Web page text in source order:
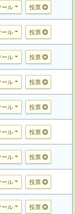
ール 投票
ール 投票
ール 投票
ール 投票
ール 投票
ール 投票
ール 投票
ール 投票
ール 投票